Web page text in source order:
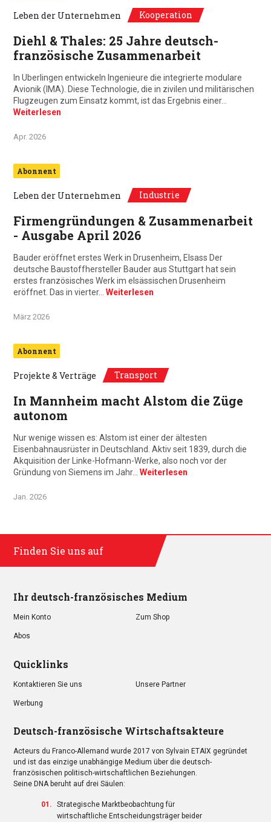
Leben der Unternehmen Kooperation
Diehl & Thales: 25 Jahre deutsch-
französische Zusammenarbeit
In Uberlingen entwickeln Ingenieure die integrierte modulare
Avionik (IMA). Diese Technologie, die in zivilen und militärischen
Flugzeugen zum Einsatz kommt, ist das Ergebnis einer…
Weiterlesen
Apr. 2026
Abonnent
Leben der Unternehmen Industrie
Firmengründungen & Zusammenarbeit
- Ausgabe April 2026
Bauder eröffnet erstes Werk in Drusenheim, Elsass Der
deutsche Baustoffhersteller Bauder aus Stuttgart hat sein
erstes französisches Werk im elsässischen Drusenheim
eröffnet. Das in vierter… Weiterlesen
März 2026
Abonnent
Projekte & Verträge Transport
In Mannheim macht Alstom die Züge
autonom
Nur wenige wissen es: Alstom ist einer der ältesten
Eisenbahnausrüster in Deutschland. Aktiv seit 1839, durch die
Akquisition der Linke-Hofmann-Werke, also noch vor der
Gründung von Siemens im Jahr… Weiterlesen
Jan. 2026
Finden Sie uns auf
Ihr deutsch-französisches Medium
Mein Konto Zum Shop
Abos
Quicklinks
Kontaktieren Sie uns Unsere Partner
Werbung
Deutsch-französische Wirtschaftsakteure
Acteurs du Franco-Allemand wurde 2017 von Sylvain ETAIX gegründet
und ist das einzige unabhängige Medium über die deutsch-
französischen politisch-wirtschaftlichen Beziehungen.
Seine DNA beruht auf drei Säulen:
Strategische Marktbeobachtung für
wirtschaftliche Entscheidungsträger beider